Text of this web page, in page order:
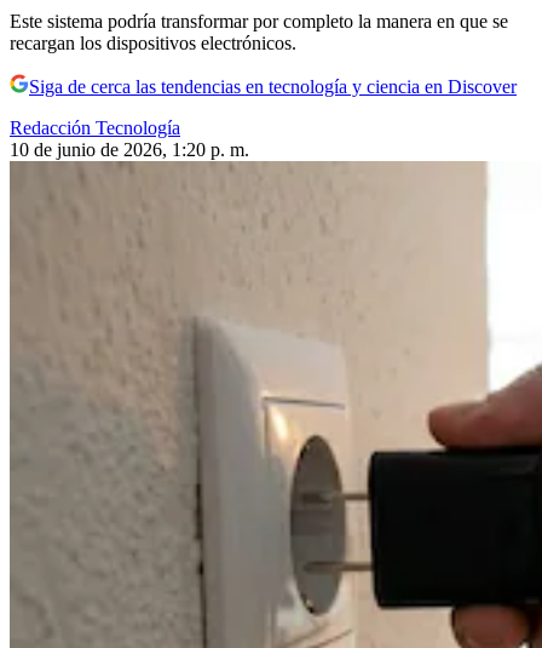
Este sistema podría transformar por completo la manera en que se
recargan los dispositivos electrónicos.
Siga de cerca las tendencias en tecnología y ciencia en Discover
Redacción Tecnología
10 de junio de 2026, 1:20 p. m.